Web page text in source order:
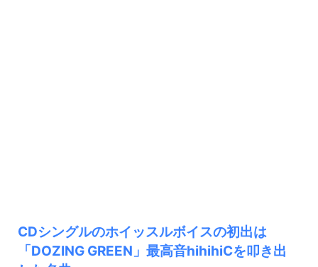
CDシングルのホイッスルボイスの初出は
「DOZING GREEN」最高音hihihiCを叩き出